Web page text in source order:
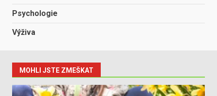
Psychologie
Výživa
MOHLI JSTE ZMEŠKAT